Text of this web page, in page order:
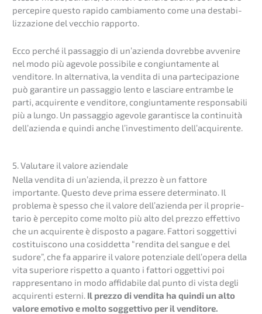
perce­pi­re questo rapido cambia­men­to come una desta­bi­
liz­za­zio­ne del vecchio rapporto.
Ecco perché il passag­gio di un’azi­en­da dovreb­be avveni­re
nel modo più agevo­le possi­bi­le e congi­un­ta­men­te al
vendito­re. In alter­na­ti­va, la vendita di una parte­ci­pa­zio­ne
può garan­ti­re un passag­gio lento e lascia­re entram­be le
parti, acqui­ren­te e vendito­re, congi­un­ta­men­te responsa­bi­li
più a lungo. Un passag­gio agevo­le garan­tis­ce la conti­nui­tà
dell’a­zi­en­da e quindi anche l’inve­s­ti­men­to dell’acquirente.
5. Valut­a­re il valore aziendale
Nella vendita di un’azi­en­da, il prezzo è un fatto­re
importan­te. Questo deve prima essere deter­mi­na­to. Il
proble­ma è spesso che il valore dell’a­zi­en­da per il proprie­
ta­rio è perce­pi­to come molto più alto del prezzo effet­tivo
che un acqui­ren­te è dispos­to a pagare. Fatto­ri sogget­ti­vi
costi­tuis­co­no una cosid­det­ta “rendi­ta del sangue e del
sudore”, che fa appari­re il valore poten­zia­le dell’­ope­ra della
vita superio­re rispet­to a quanto i fatto­ri ogget­ti­vi poi
rappre­sen­ta­no in modo affida­bile dal punto di vista degli
acqui­ren­ti ester­ni. Il prezzo di vendita ha quindi un alto
valore emotivo e molto sogget­tivo per il venditore.